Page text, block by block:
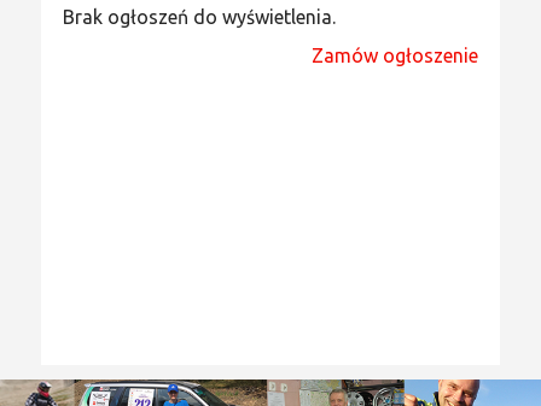
Brak ogłoszeń do wyświetlenia.
Zamów ogłoszenie